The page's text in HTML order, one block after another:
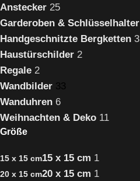
Anstecker 25
Garderoben & Schlüsselhalter
Handgeschnitzte Bergketten 3
Haustürschilder 2
Regale 2
Wandbilder 33
Wanduhren 6
Weihnachten & Deko 11
Größe
15 x 15 cm15 x 15 cm 1
20 x 15 cm20 x 15 cm 1